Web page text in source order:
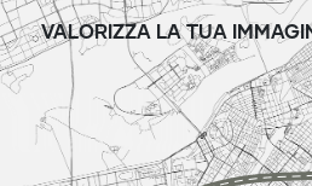
VALORIZZA LA TUA